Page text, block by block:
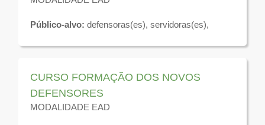
Público-alvo: defensoras(es), servidoras(es),
Pública do Estado do Rio de Janeiro e demais
Disponível para visualização até 31 de dezembro de
CURSO FORMAÇÃO DOS NOVOS
DEFENSORES
MODALIDADE EAD